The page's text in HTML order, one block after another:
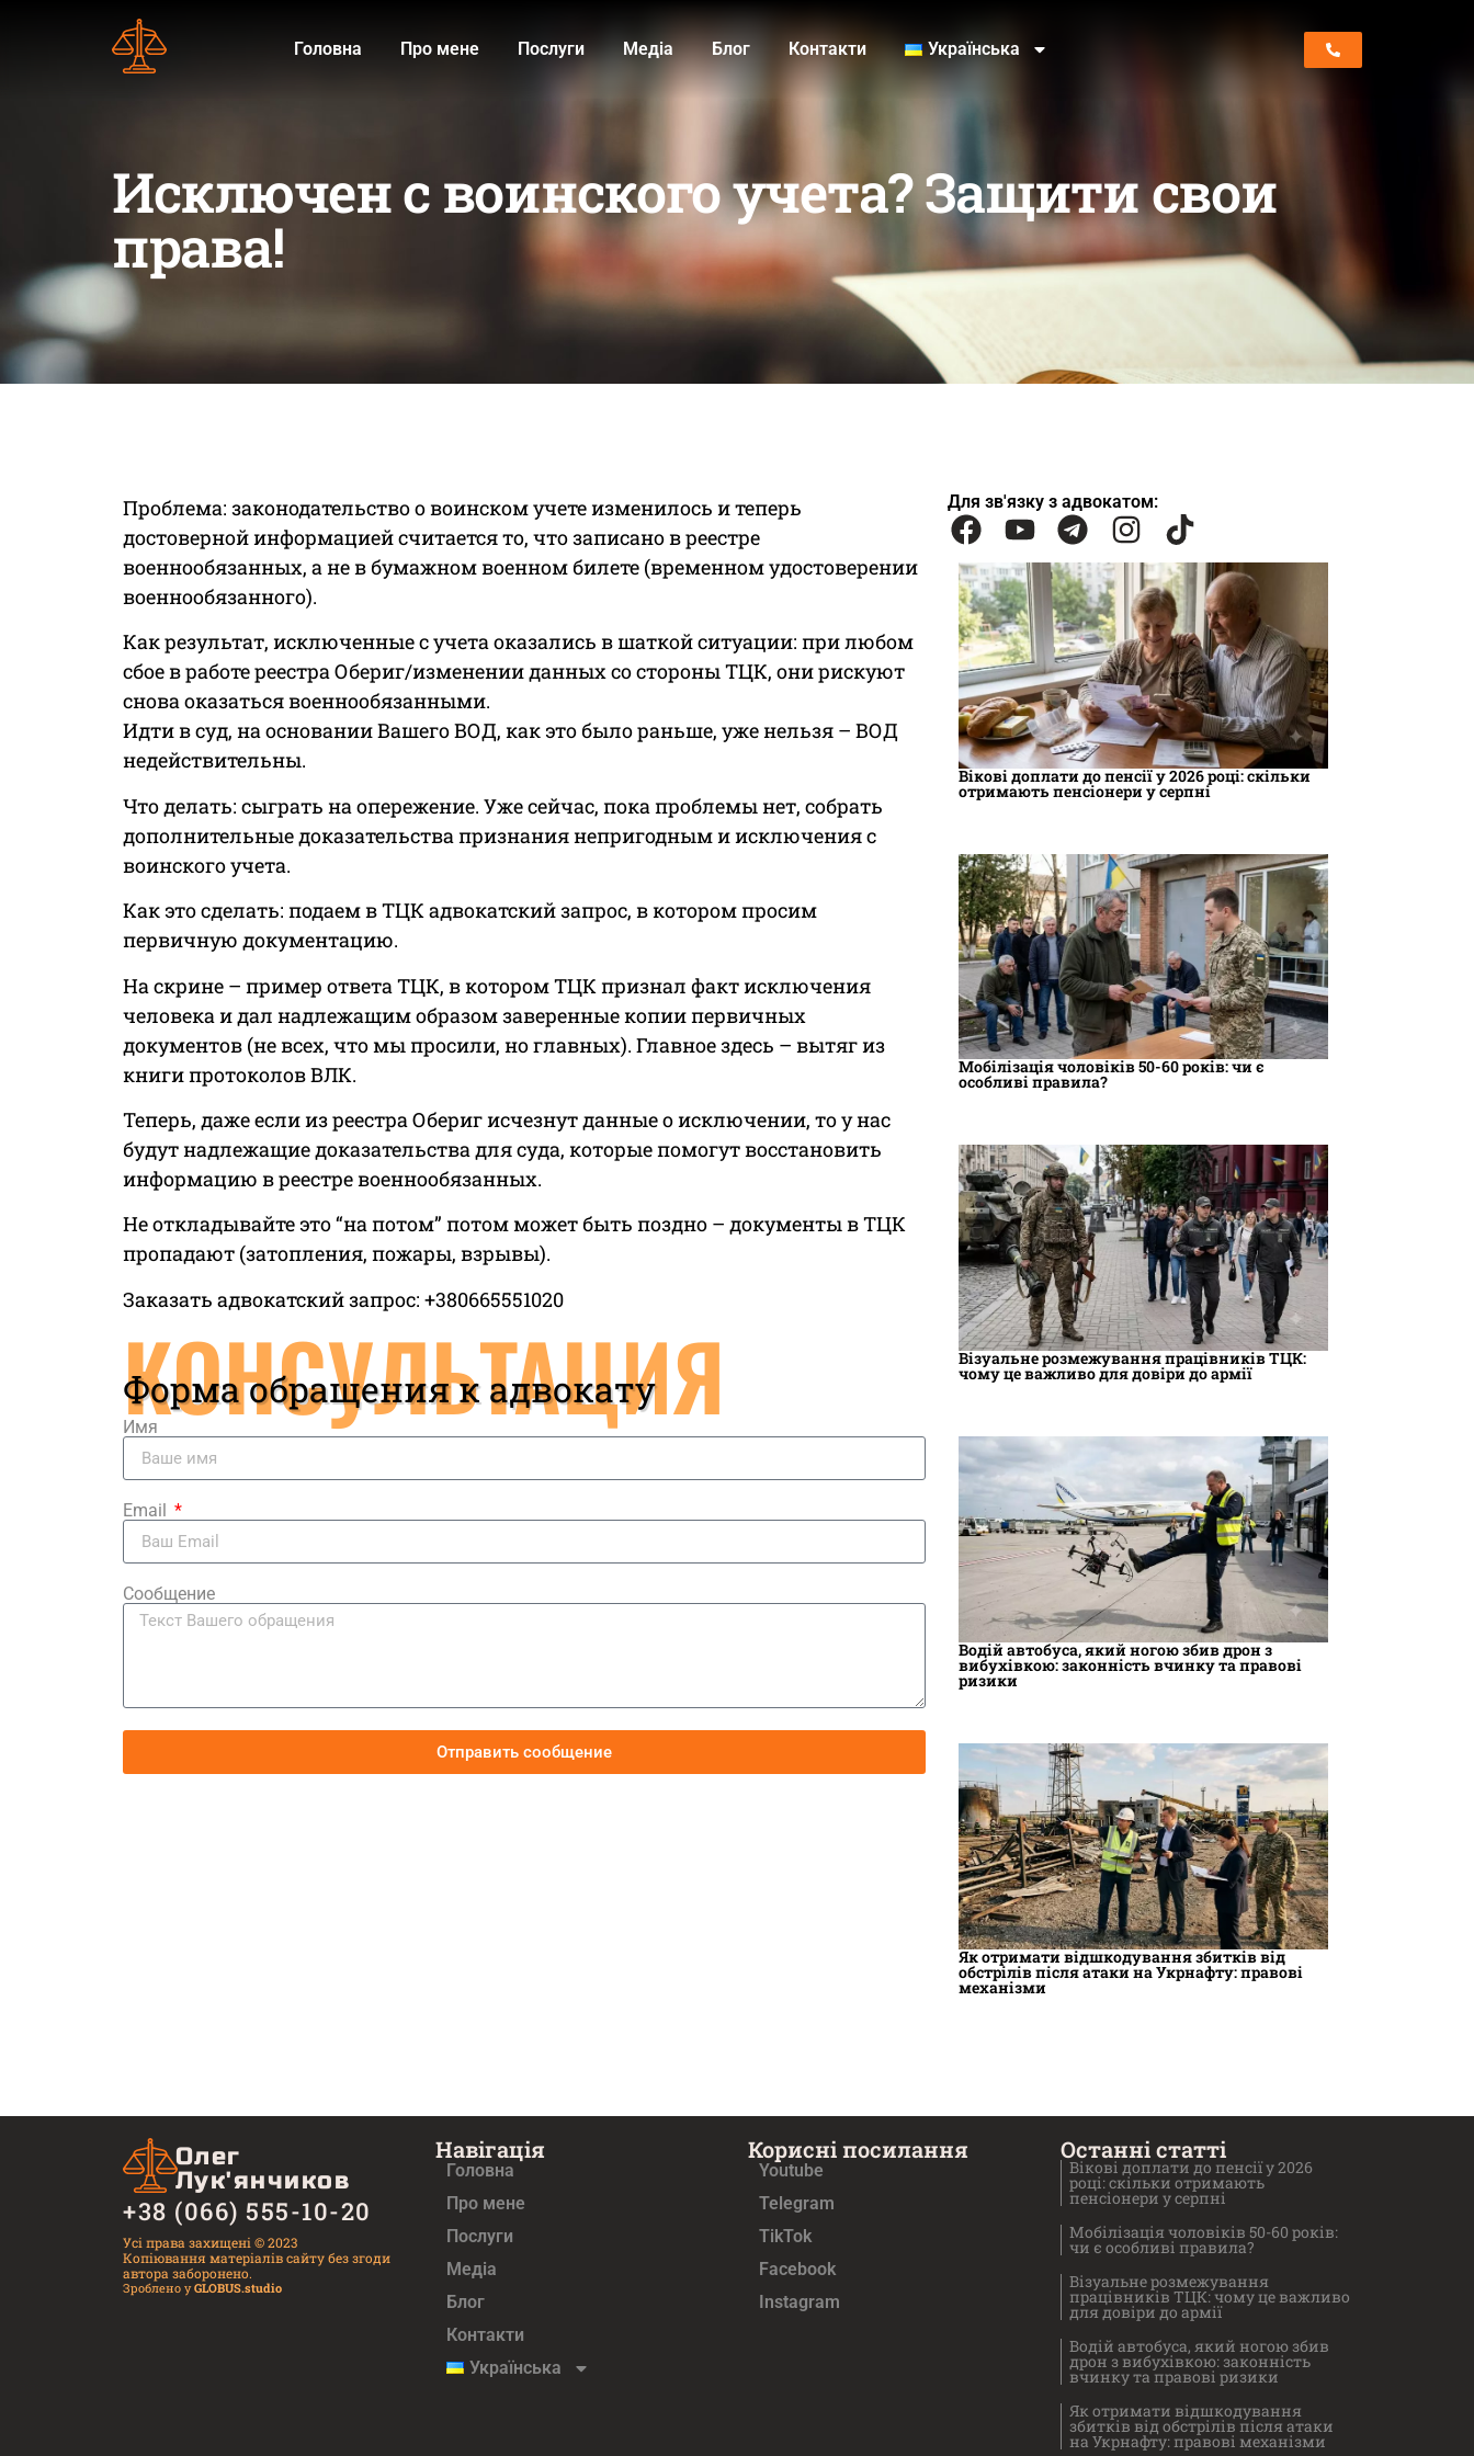
Головна Про мене Послуги Медiа Блог Контакти Українська
Исключен с воинского учета? Защити свои
права!
Проблема: законодательство о воинском учете изменилось и теперь
достоверной информацией считается то, что записано в реестре
военнообязанных, а не в бумажном военном билете (временном удостоверении
военнообязанного).
Как результат, исключенные с учета оказались в шаткой ситуации: при любом
сбое в работе реестра Обериг/изменении данных со стороны ТЦК, они рискуют
снова оказаться военнообязанными.
Идти в суд, на основании Вашего ВОД, как это было раньше, уже нельзя – ВОД
недействительны.
Что делать: сыграть на опережение. Уже сейчас, пока проблемы нет, собрать
дополнительные доказательства признания непригодным и исключения с
воинского учета.
Как это сделать: подаем в ТЦК адвокатский запрос, в котором просим
первичную документацию.
На скрине – пример ответа ТЦК, в котором ТЦК признал факт исключения
человека и дал надлежащим образом заверенные копии первичных
документов (не всех, что мы просили, но главных). Главное здесь – вытяг из
книги протоколов ВЛК.
Теперь, даже если из реестра Обериг исчезнут данные о исключении, то у нас
будут надлежащие доказательства для суда, которые помогут восстановить
информацию в реестре военнообязанных.
Не откладывайте это “на потом” потом может быть поздно – документы в ТЦК
пропадают (затопления, пожары, взрывы).
Заказать адвокатский запрос: +380665551020
КОНСУЛЬТАЦИЯ
Форма обращения к адвокату
Имя
Email
Сообщение
Отправить сообщение
Для зв'язку з адвокатом:
Вікові доплати до пенсії у 2026 році: скільки
отримають пенсіонери у серпні
Мобілізація чоловіків 50-60 років: чи є
особливі правила?
Візуальне розмежування працівників ТЦК:
чому це важливо для довіри до армії
Водій автобуса, який ногою збив дрон з
вибухівкою: законність вчинку та правові
ризики
Як отримати відшкодування збитків від
обстрілів після атаки на Укрнафту: правові
механізми
Олег
Лук'янчиков
+38 (066) 555-10-20
Усі права захищені © 2023
Копіювання матеріалів сайту без згоди
автора заборонено.
Зроблено уGLOBUS.studio
Навігація
Головна
Про мене
Послуги
Медiа
Блог
Контакти
Українська
Корисні посилання
Youtube
Telegram
TikTok
Facebook
Instagram
Останні статті
Вікові доплати до пенсії у 2026
році: скільки отримають
пенсіонери у серпні
Мобілізація чоловіків 50-60 років:
чи є особливі правила?
Візуальне розмежування
працівників ТЦК: чому це важливо
для довіри до армії
Водій автобуса, який ногою збив
дрон з вибухівкою: законність
вчинку та правові ризики
Як отримати відшкодування
збитків від обстрілів після атаки
на Укрнафту: правові механізми